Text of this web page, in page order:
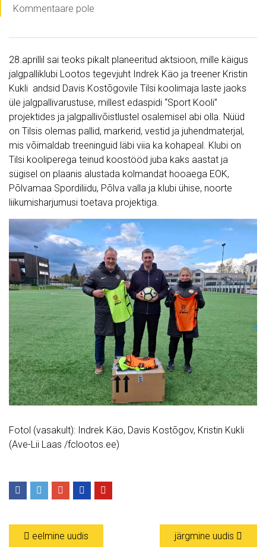
Kommentaare pole
28.aprillil sai teoks pikalt planeeritud aktsioon, mille käigus
jalgpalliklubi Lootos tegevjuht Indrek Käo ja treener Kristin
Kukli andsid Davis Kostõgovile Tilsi koolimaja laste jaoks
üle jalgpallivarustuse, millest edaspidi “Sport Kooli”
projektides ja jalgpallivõistlustel osalemisel abi olla. Nüüd
on Tilsis olemas pallid, markerid, vestid ja juhendmaterjal,
mis võimaldab treeninguid läbi viia ka kohapeal. Klubi on
Tilsi kooliperega teinud koostööd juba kaks aastat ja
sügisel on plaanis alustada kolmandat hooaega EOK,
Põlvamaa Spordiliidu, Põlva valla ja klubi ühise, noorte
liikumisharjumusi toetava projektiga.
Fotol (vasakult): Indrek Käo, Davis Kostõgov, Kristin Kukli
(Ave-Lii Laas /fclootos.ee)
eelmine uudis järgmine uudis